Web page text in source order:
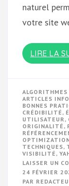
naturel
votre site
LIRE LA
ALGORITHMES
ARTICLES
BONNES
CRÉDIBILITÉ ,
UTILISATEUR ,
ORIGINALITÉ ,
TECHNIQUES,
VISIBILITÉ ,
LAISSER UN
24 FÉVRIER
PAR